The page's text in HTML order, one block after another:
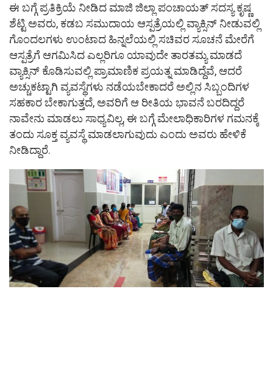
ಈ ಬಗ್ಗೆ ಪ್ರತಿಕ್ರಿಯೆ ನೀಡಿದ ಮಾಜಿ ಜಿಲ್ಲಾ ಪಂಚಾಯತ್ ಸದಸ್ಯ ಕೃಷ್ಣ
ಶೆಟ್ಟಿ ಅವರು, ಕಡಬ ಸಮುದಾಯ ಆಸ್ಪತ್ರೆಯಲ್ಲಿ ವ್ಯಾಕ್ಸಿನ್ ನೀಡುವಲ್ಲಿ
ಗೊಂದಲಗಳು ಉಂಟಾದ ಹಿನ್ನಲೆಯಲ್ಲಿ ಸಚಿವರ ಸೂಚನೆ ಮೇರೆಗೆ
ಆಸ್ಪತ್ರೆಗೆ ಆಗಮಿಸಿದ ಎಲ್ಲರಿಗೂ ಯಾವುದೇ ತಾರತಮ್ಯ ಮಾಡದೆ
ವ್ಯಾಕ್ಸಿನ್ ಕೊಡಿಸುವಲ್ಲಿ ಪ್ರಾಮಾಣಿಕ ಪ್ರಯತ್ನ ಮಾಡಿದ್ದೆವೆ, ಆದರೆ
ಅಚ್ಚುಕಟ್ಟಾಗಿ ವ್ಯವಸ್ಥೆಗಳು ನಡೆಯಬೇಕಾದರೆ ಅಲ್ಲಿನ ಸಿಬ್ಬಂದಿಗಳ
ಸಹಕಾರ ಬೇಕಾಗುತ್ತದೆ, ಅವರಿಗೆ ಆ ರೀತಿಯ ಭಾವನೆ ಬರದಿದ್ದರೆ
ನಾವೇನು ಮಾಡಲು ಸಾಧ್ಯವಿಲ್ಲ, ಈ ಬಗ್ಗೆ ಮೇಲಾಧಿಕಾರಿಗಳ ಗಮನಕ್ಕೆ
ತಂದು ಸೂಕ್ತ ವ್ಯವಸ್ಥೆ ಮಾಡಲಾಗುವುದು ಎಂದು ಅವರು ಹೇಳಿಕೆ
ನೀಡಿದ್ದಾರೆ.